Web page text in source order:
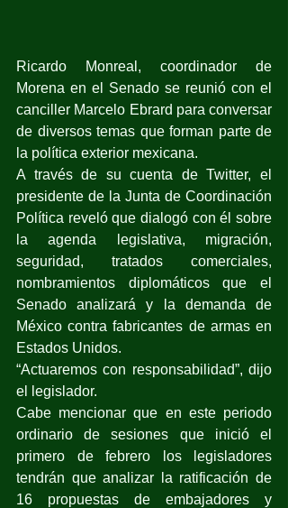
Ricardo Monreal, coordinador de
Morena en el Senado se reunió con el
canciller Marcelo Ebrard para conversar
de diversos temas que forman parte de
la política exterior mexicana.
A través de su cuenta de Twitter, el
presidente de la Junta de Coordinación
Política reveló que dialogó con él sobre
la agenda legislativa, migración,
seguridad, tratados comerciales,
nombramientos diplomáticos que el
Senado analizará y la demanda de
México contra fabricantes de armas en
Estados Unidos.
“Actuaremos con responsabilidad”, dijo
el legislador.
Cabe mencionar que en este periodo
ordinario de sesiones que inició el
primero de febrero los legisladores
tendrán que analizar la ratificación de
16 propuestas de embajadores y